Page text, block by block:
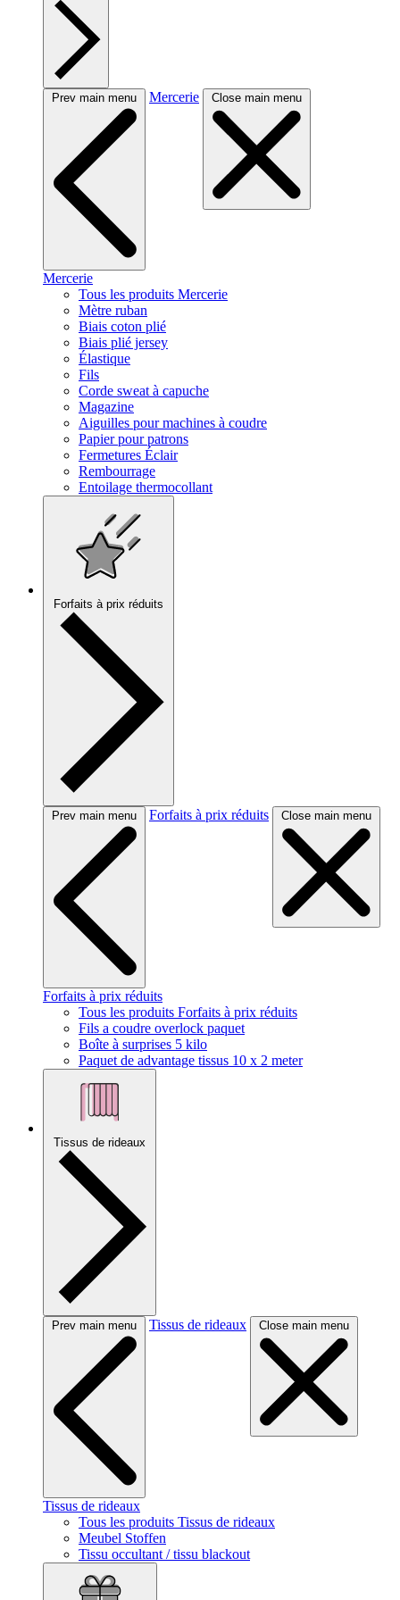
Prev main menu Mercerie Close main menu
Mercerie
Tous les produits Mercerie
Mètre ruban
Biais coton plié
Biais plié jersey
Élastique
Fils
Corde sweat à capuche
Magazine
Aiguilles pour machines à coudre
Papier pour patrons
Fermetures Éclair
Rembourrage
Entoilage thermocollant
Forfaits à prix réduits
Prev main menu Forfaits à prix réduits Close main menu
Forfaits à prix réduits
Tous les produits Forfaits à prix réduits
Fils a coudre overlock paquet
Boîte à surprises 5 kilo
Paquet de advantage tissus 10 x 2 meter
Tissus de rideaux
Prev main menu Tissus de rideaux Close main menu
Tissus de rideaux
Tous les produits Tissus de rideaux
Meubel Stoffen
Tissu occultant / tissu blackout